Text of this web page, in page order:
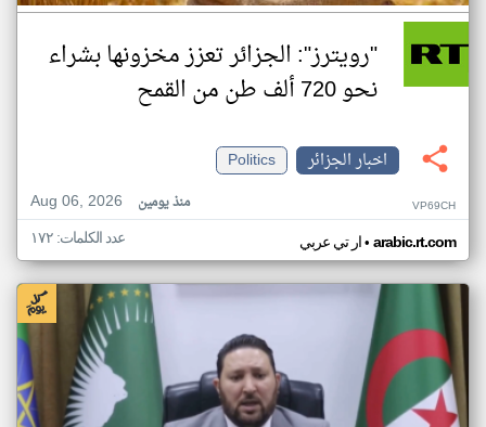
"رويترز": الجزائر تعزز مخزونها بشراء
نحو 720 ألف طن من القمح
اخبار الجزائر
Politics
Aug 06, 2026
منذ يومين VP69CH
ار تي عربي• arabic.rt.com عدد الكلمات: ١٧٢